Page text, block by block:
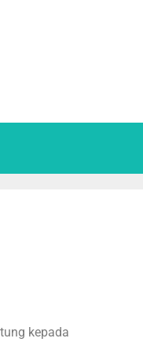
kepada